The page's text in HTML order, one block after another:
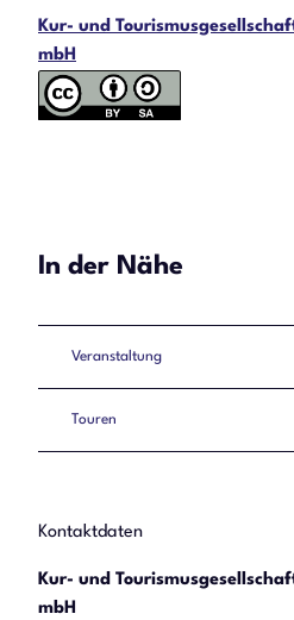
Kur- und
mbH
In der Nähe
Veranstaltung
Touren
Kontaktdaten
Kur- und
mbH